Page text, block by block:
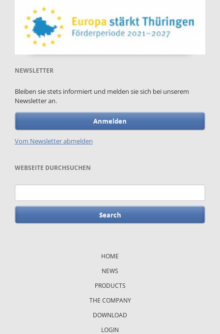
NEWSLETTER
Bleiben sie stets informiert und melden sie sich bei unserem
Newsletter an.
Anmelden
Vom Newsletter abmelden
WEBSEITE DURCHSUCHEN
Keywords
HOME
NEWS
PRODUCTS
THE COMPANY
DOWNLOAD
LOGIN